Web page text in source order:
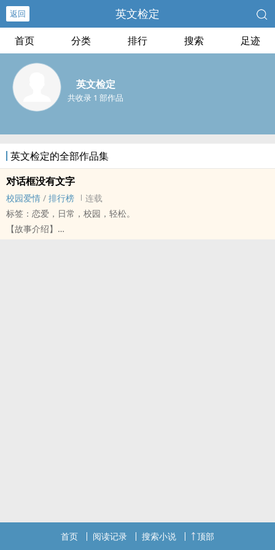
返回 英文检定
首页 分类 排行 搜索 足迹
英文检定
共收录 1 部作品
英文检定的全部作品集
对话框没有文字
校园爱情 / 排行榜
连载
标签：恋爱，日常，校园，轻松。
【故事介绍】
首页 阅读记录 搜索小说 顶部